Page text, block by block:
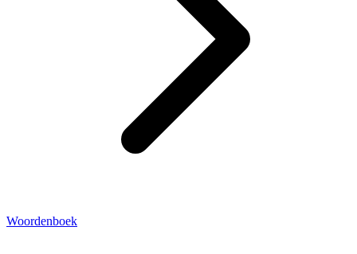
Woordenboek